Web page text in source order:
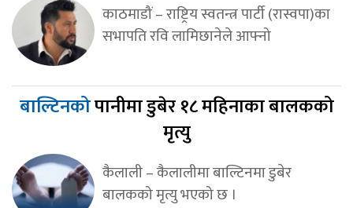
काठमाडौं – राष्ट्रिय स्वतन्त्र पार्टी (रास्वपा)का
सभापति रवि लामिछानेले आफ्नो
बाल्टिनकोपानीमा डुबेर १८ महिनाका बालकको
मृत्यु
कैलाली – कैलालीमा बाल्टिनमा डुबेर
बालकको मृत्यु भएको छ ।